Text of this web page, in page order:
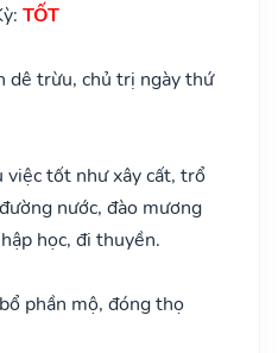
TỐT
dê trừu, chủ trị ngày thứ
việc tốt như xây cất, trổ
nước, đào mương
học, đi thuyền.
phần mộ, đóng thọ